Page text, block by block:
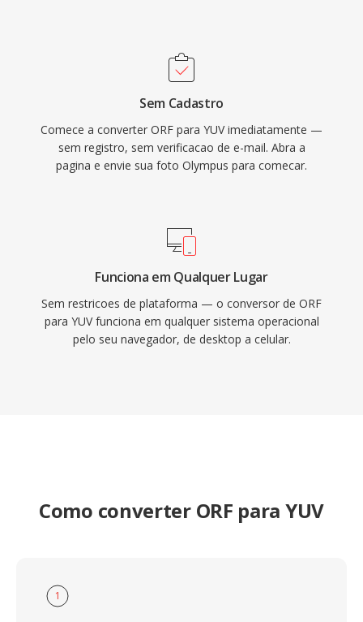
Sem Cadastro
Comece a converter ORF para YUV imediatamente —
sem registro, sem verificacao de e-mail. Abra a
pagina e envie sua foto Olympus para comecar.
Funciona em Qualquer Lugar
Sem restricoes de plataforma — o conversor de ORF
para YUV funciona em qualquer sistema operacional
pelo seu navegador, de desktop a celular.
Como converter ORF para YUV
1